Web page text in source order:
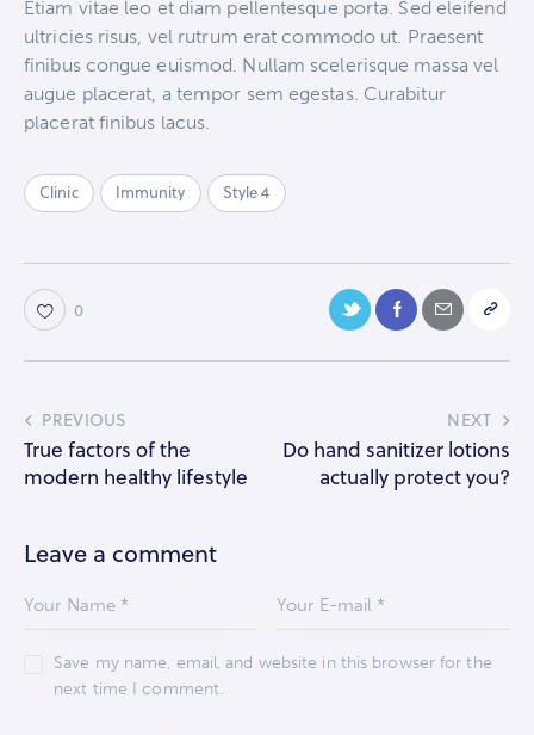
Etiam vitae leo et diam pellentesque porta. Sed eleifend
ultricies risus, vel rutrum erat commodo ut. Praesent
finibus congue euismod. Nullam scelerisque massa vel
augue placerat, a tempor sem egestas. Curabitur
placerat finibus lacus.
Clinic Immunity Style 4
0
PREVIOUS
True factors of the
modern healthy lifestyle
NEXT
Do hand sanitizer lotions
actually protect you?
Leave a comment
Save my name, email, and website in this browser for the
next time I comment.